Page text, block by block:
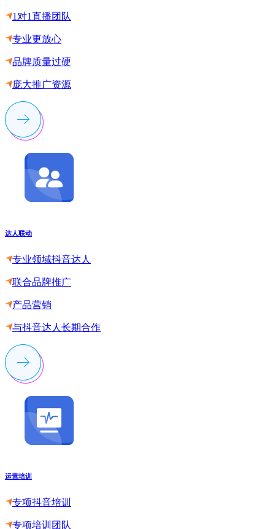
1对1直播团队
专业更放心
品牌质量过硬
庞大推广资源
达人联动
专业领域抖音达人
联合品牌推广
产品营销
与抖音达人长期合作
运营培训
专项抖音培训
专项培训团队